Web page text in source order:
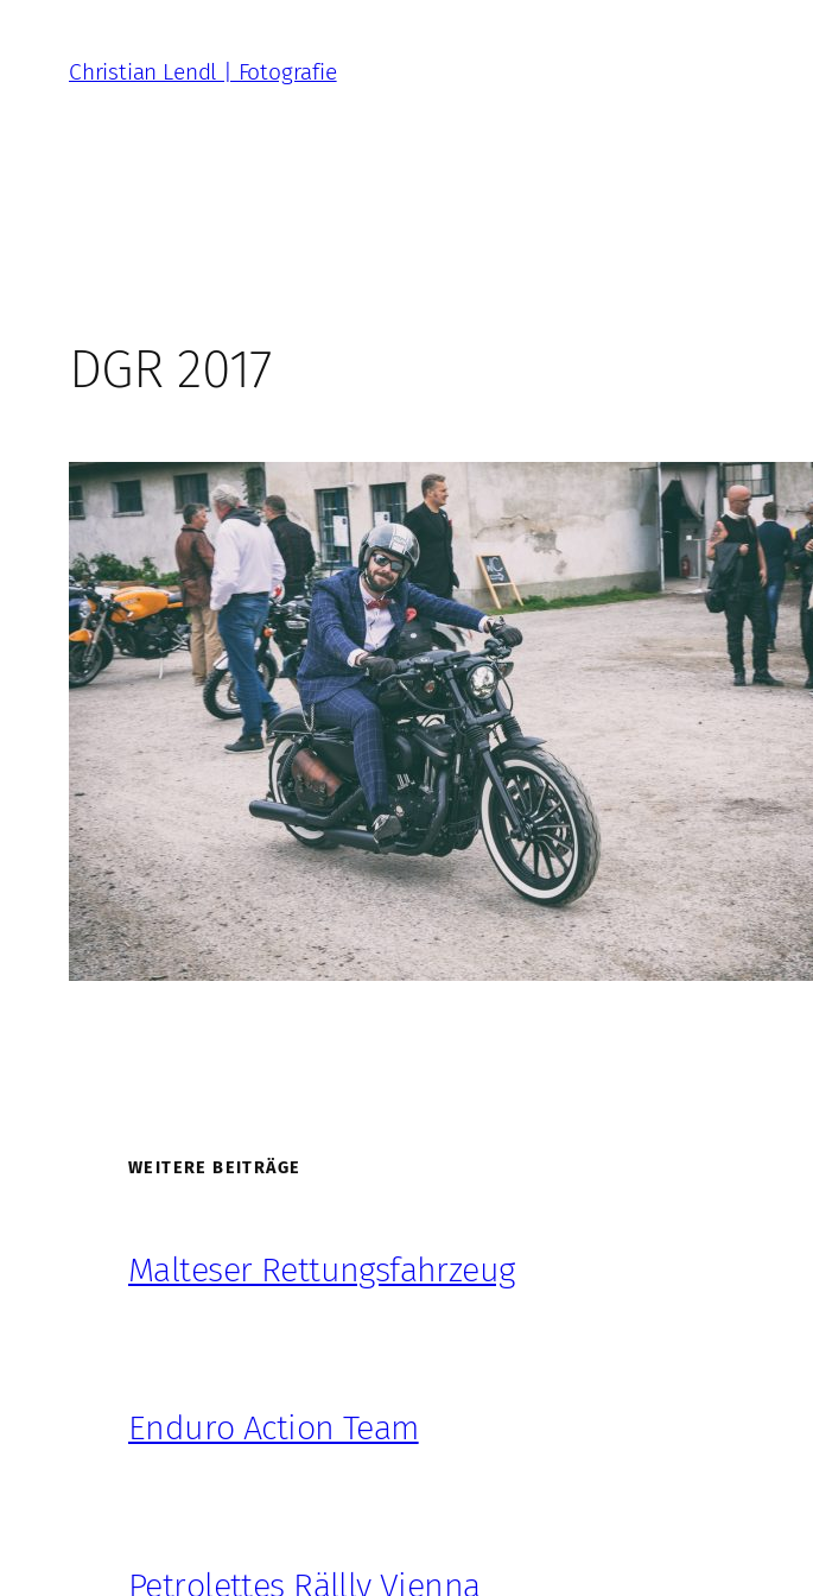
springen
Christian Lendl | Fotografie
DGR 2017
WEITERE BEITRÄGE
Malteser Rettungsfahrzeug
Enduro Action Team
Petrolettes Rällly Vienna